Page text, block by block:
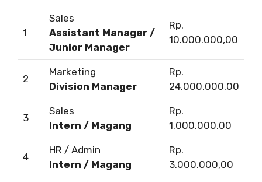
1
Sales
Assistant Manager /
Junior Manager
Rp.
10.000.000,00
2
Marketing
Division Manager
Rp.
24.000.000,00
3
Sales
Intern / Magang
Rp.
1.000.000,00
4
HR / Admin
Intern / Magang
Rp.
3.000.000,00